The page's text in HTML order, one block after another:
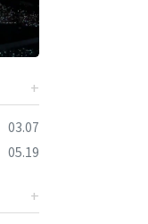
등록일
03.07
등록일
05.19